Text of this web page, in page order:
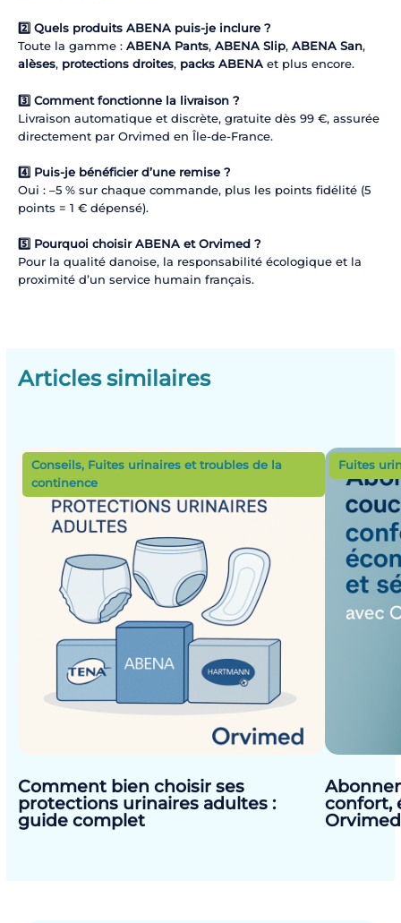
2️⃣ Quels produits ABENA puis-je inclure ?
Toute la gamme : ABENA Pants, ABENA Slip, ABENA San,
alèses, protections droites, packs ABENAet plus encore.
3️⃣ Comment fonctionne la livraison ?
Livraison automatique et discrète, gratuite dès 99 €, assurée
directement par Orvimed en Île-de-France.
4️⃣ Puis-je bénéficier d’une remise ?
Oui : –5 % sur chaque commande, plus les points fidélité (5
points = 1 € dépensé).
5️⃣ Pourquoi choisir ABENA et Orvimed ?
Pour la qualité danoise, la responsabilité écologique et la
proximité d’un service humain français.
Articles similaires
Comment bien choisir ses
protections urinaires adultes :
guide complet
Conseils, Fuites urinaires et troubles de la
continence
confort,
Orvimed
Fuites